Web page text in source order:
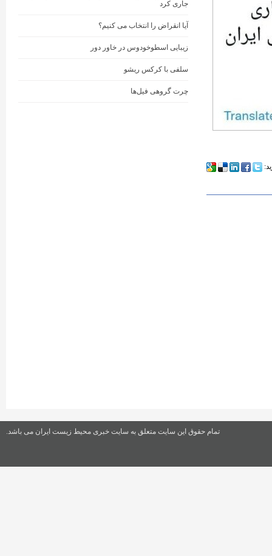
جاری کرد
آیا انقراض را انتخاب می کنیم؟
زیبایی اسطوخودوس در خاور دور
سلفی با کرکس ریشو
چرت گروهی فیل‌ها
تمام حقوق این سایت متعلق به سایت خبری محیط زیست ایران می باشد.